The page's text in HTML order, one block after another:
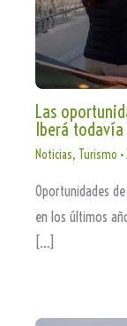
Las
Iberá
Noticias, Turismo •
Oportunidades
en los últimos
[…]